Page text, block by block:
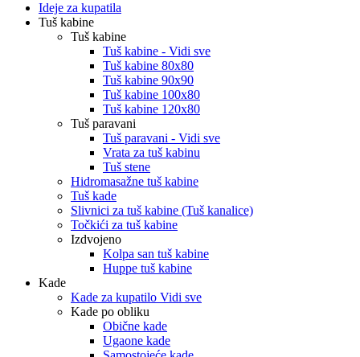
Ideje za kupatila
Tuš kabine
Tuš kabine
Tuš kabine - Vidi sve
Tuš kabine 80x80
Tuš kabine 90x90
Tuš kabine 100x80
Tuš kabine 120x80
Tuš paravani
Tuš paravani - Vidi sve
Vrata za tuš kabinu
Tuš stene
Hidromasažne tuš kabine
Tuš kade
Slivnici za tuš kabine (Tuš kanalice)
Točkići za tuš kabine
Izdvojeno
Kolpa san tuš kabine
Huppe tuš kabine
Kade
Kade za kupatilo Vidi sve
Kade po obliku
Obične kade
Ugaone kade